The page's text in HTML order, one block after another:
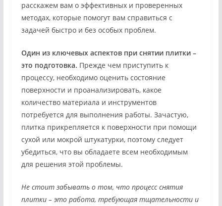
расскажем вам о эффективных и проверенных
методах, которые помогут вам справиться с
задачей быстро и без особых проблем.
Один из ключевых аспектов при снятии плитки –
это подготовка. Прежде чем приступить к
процессу, необходимо оценить состояние
поверхности и проанализировать, какое
количество материала и инструментов
потребуется для выполнения работы. Зачастую,
плитка прикрепляется к поверхности при помощи
сухой или мокрой штукатурки, поэтому следует
убедиться, что вы обладаете всем необходимым
для решения этой проблемы.
Не стоит забывать о том, что процесс снятия
плитки – это работа, требующая тщательности и